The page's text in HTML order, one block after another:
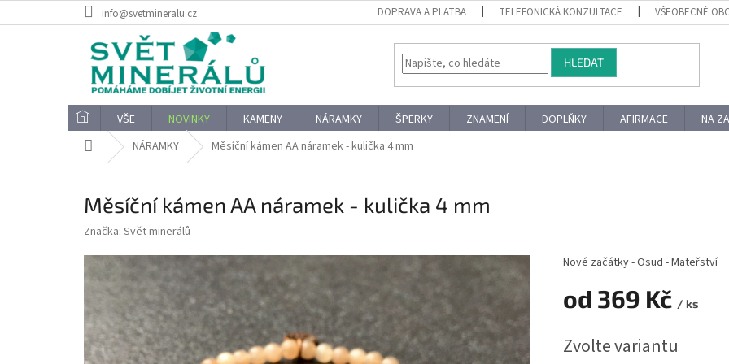
na
info@svetmineralu.cz DOPRAVA A PLATBA TELEFONICKÁ KONZULTACE VŠEOBECNÉ
HLEDAT
VŠE NOVINKY KAMENY NÁRAMKY ŠPERKY ZNAMENÍ DOPLŇKY AFIRMACE NA
Domů NÁRAMKY Měsíční kámen AA náramek - kulička 4 mm
Měsíční kámen AA náramek - kulička 4 mm
Značka: Svět minerálů
od 369 Kč / ks
cena:
Zvolte variantu
Nové začátky - Osud - Mateřství